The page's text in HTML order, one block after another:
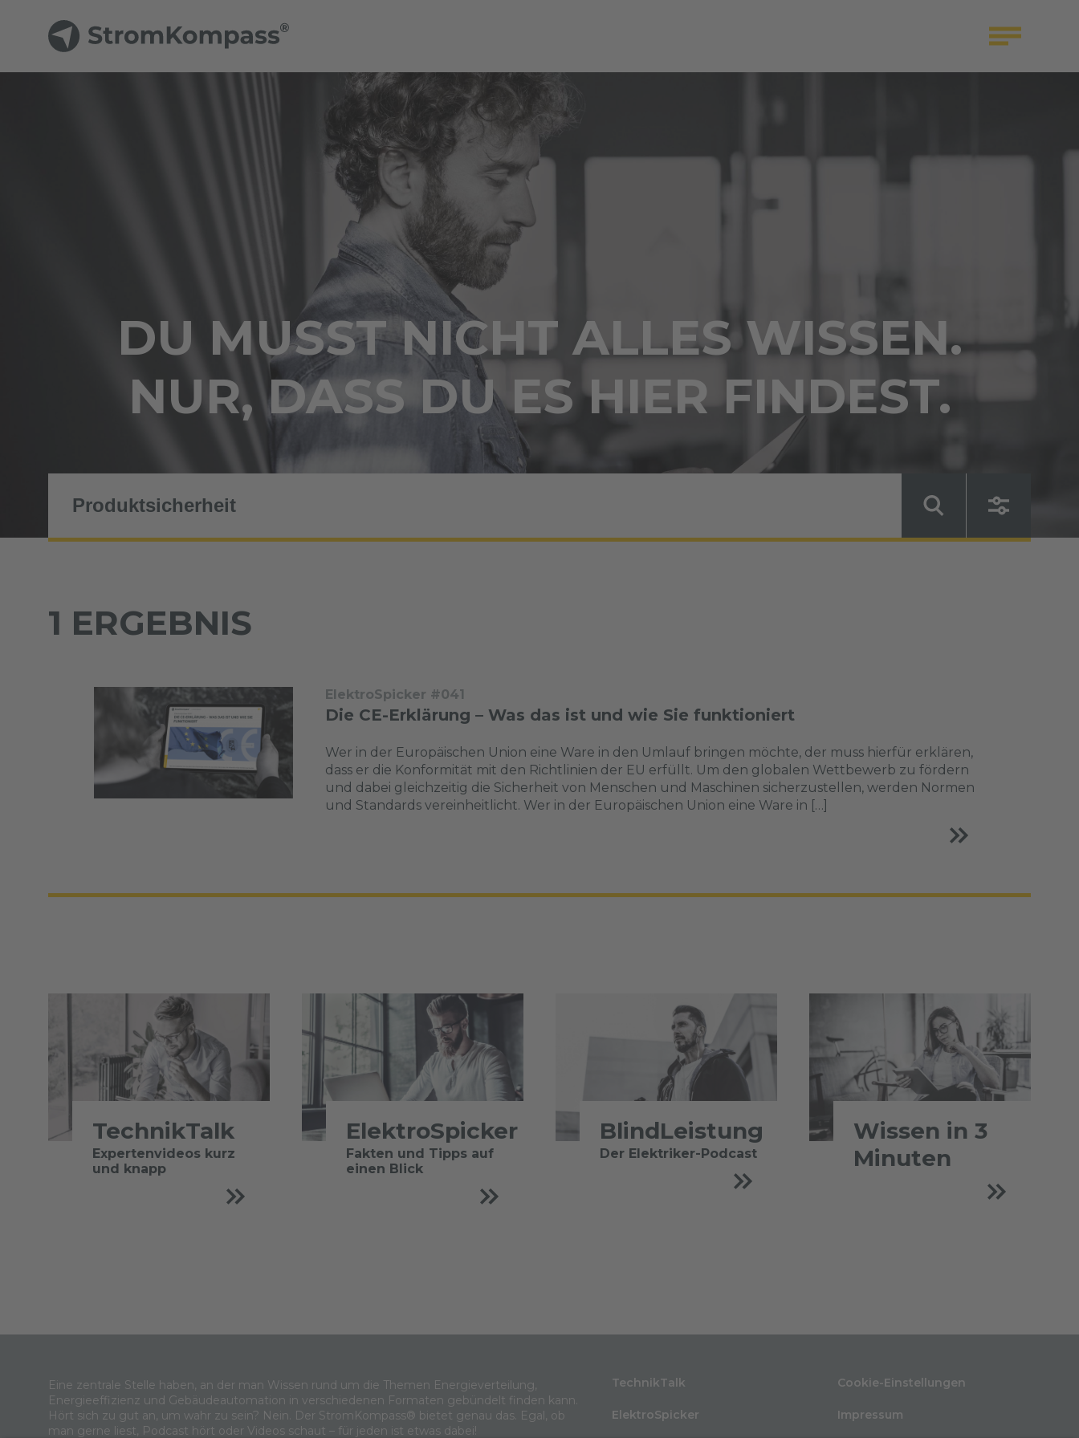
DU MUSST NICHT ALLES WISSEN.
NUR, DASS DU ES HIER FINDEST.
1 ERGEBNIS
ElektroSpicker #041
Die CE-Erklärung – Was das ist und wie Sie funktioniert
Wer in der Europäischen Union eine Ware in den Umlauf bringen möchte, der muss hierfür erklären,
dass er die Konformität mit den Richtlinien der EU erfüllt. Um den globalen Wettbewerb zu fördern
und dabei gleichzeitig die Sicherheit von Menschen und Maschinen sicherzustellen, werden Normen
und Standards vereinheitlicht. Wer in der Europäischen Union eine Ware in […]
TechnikTalk
Expertenvideos kurz
und knapp
ElektroSpicker
Fakten und Tipps auf
einen Blick
BlindLeistung
Der Elektriker-Podcast
Wissen in 3
Minuten
Eine zentrale Stelle haben, an der man Wissen rund um die Themen Energieverteilung,
Energieeffizienz und Gebäudeautomation in verschiedenen Formaten gebündelt finden kann.
Hört sich zu gut an, um wahr zu sein? Nein. Der StromKompass® bietet genau das. Egal, ob
man gerne liest, Podcast hört oder Videos schaut – für jeden ist etwas dabei!
TechnikTalk
ElektroSpicker
Cookie-Einstellungen
Impressum